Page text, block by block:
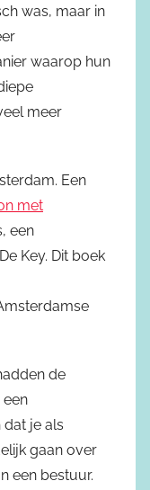
was, maar in
waarop hun
meer
Een
met
een
Key. Dit boek
de
dat je als
gaan over
een bestuur.